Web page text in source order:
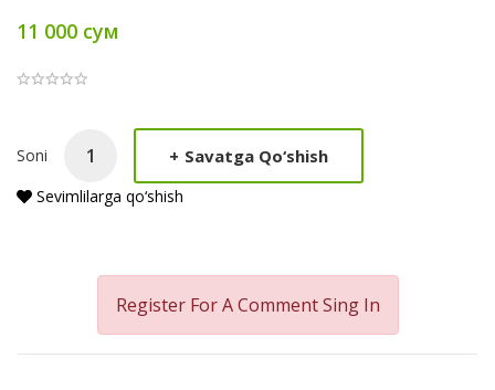
11 000 сум
Product
Summery
Soni + Savatga Qo‘shish
Sevimlilarga qo‘shish
Register For A CommentSing In